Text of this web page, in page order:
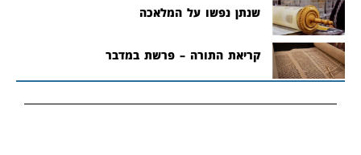
שנתן נפשו על המלאכה
קריאת התורה – פרשת במדבר